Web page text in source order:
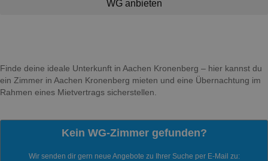
WG anbieten
Finde deine ideale Unterkunft in Aachen Kronenberg – hier kannst du
ein Zimmer in Aachen Kronenberg mieten und eine Übernachtung im
Rahmen eines Mietvertrags sicherstellen.
Kein WG-Zimmer gefunden?
Wir senden dir gern neue Angebote zu Ihrer Suche per E-Mail zu: